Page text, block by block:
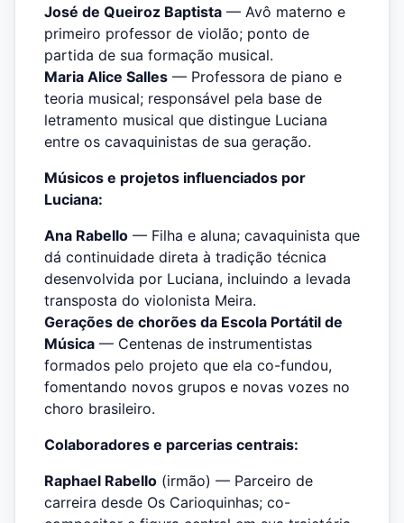
José de Queiroz Baptista — Avô materno e
primeiro professor de violão; ponto de
partida de sua formação musical.
Maria Alice Salles — Professora de piano e
teoria musical; responsável pela base de
letramento musical que distingue Luciana
entre os cavaquinistas de sua geração.
Músicos e projetos influenciados por
Luciana:
Ana Rabello — Filha e aluna; cavaquinista que
dá continuidade direta à tradição técnica
desenvolvida por Luciana, incluindo a levada
transposta do violonista Meira.
Gerações de chorões da Escola Portátil de
Música — Centenas de instrumentistas
formados pelo projeto que ela co-fundou,
fomentando novos grupos e novas vozes no
choro brasileiro.
Colaboradores e parcerias centrais:
Raphael Rabello (irmão) — Parceiro de
carreira desde Os Carioquinhas; co-